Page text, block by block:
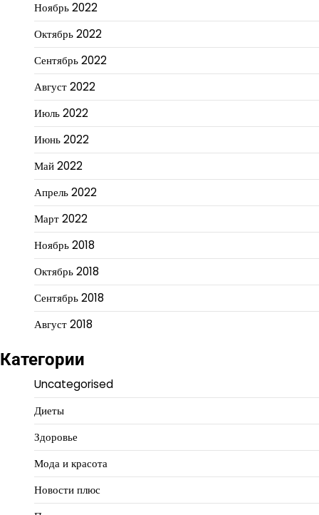
Ноябрь 2022
Октябрь 2022
Сентябрь 2022
Август 2022
Июль 2022
Июнь 2022
Май 2022
Апрель 2022
Март 2022
Ноябрь 2018
Октябрь 2018
Сентябрь 2018
Август 2018
Категории
Uncategorised
Диеты
Здоровье
Мода и красота
Новости плюс